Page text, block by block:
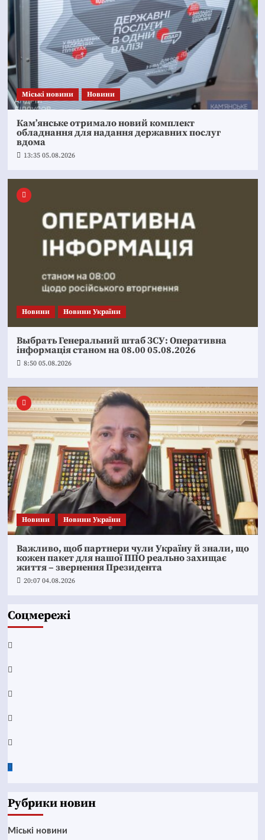
Mіські новини Новини
Кам’янське отримало новий комплект
обладнання для надання державних послуг
вдома
13:35 05.08.2026
Новини Новини України
Выбрать Генеральний штаб ЗСУ: Оперативна
інформація станом на 08.00 05.08.2026
8:50 05.08.2026
Новини Новини України
Важливо, щоб партнери чули Україну й знали, що
кожен пакет для нашої ППО реально захищає
життя – звернення Президента
20:07 04.08.2026
Соцмережі
Facebook
YouTube
Telegram
Instagram
Twitter
Рубрики новин
Mіські новини